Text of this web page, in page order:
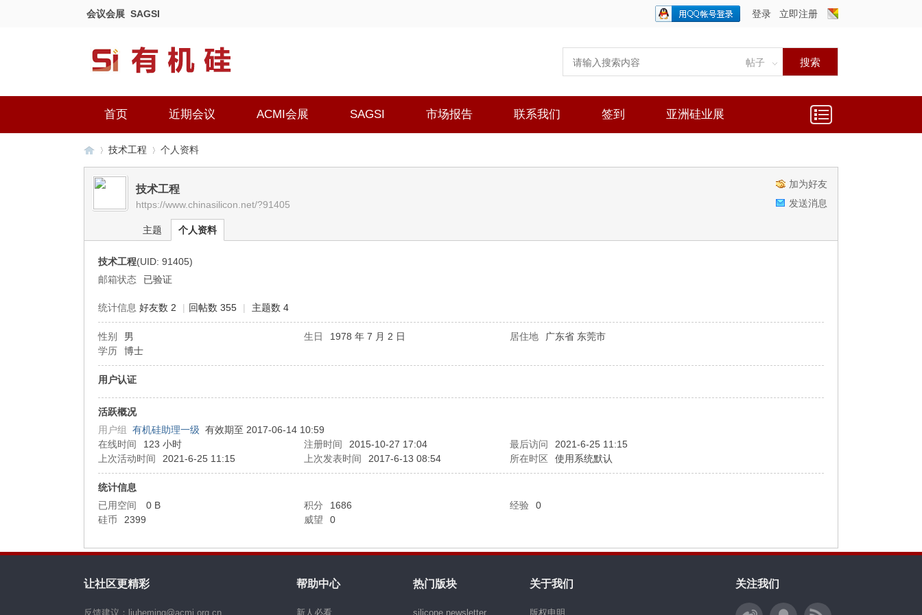
会议会展 SAGSI 登录
立即注册
帖子 搜索
首页 近期会议 ACMI会展 SAGSI 市场报告 联系我们 签到 亚洲硅业展
有›
技术工程
›
个人资料
加为好友
发送消息
技术工程
https://www.chinasilicon.net/?91405
主题 个人资料
技术工程(UID: 91405)
邮箱状态
已验证
统计信息 好友数 2 | 回帖数 355 | 主题数 4
性别 男 生日 1978 年 7 月 2 日 居住地
广东省 东莞市
学历
博士
用户认证
活跃概况
用户组 有机硅助理一级 有效期至 2017-06-14 10:59
在线时间
123 小时 注册时间 2015-10-27 17:04 最后访问
2021-6-25 11:15
上次活动时间
2021-6-25 11:15 上次发表时间 2017-6-13 08:54 所在时区 使用系统默认
统计信息
已用空间
0 B 积分 1686 经验
0
硅币
2399 威望 0
让社区更精彩
反馈建议：liuheming@acmi.org.cn
帮助中心
新人必看
热门版块
silicone newsletter
关于我们
版权申明
关注我们